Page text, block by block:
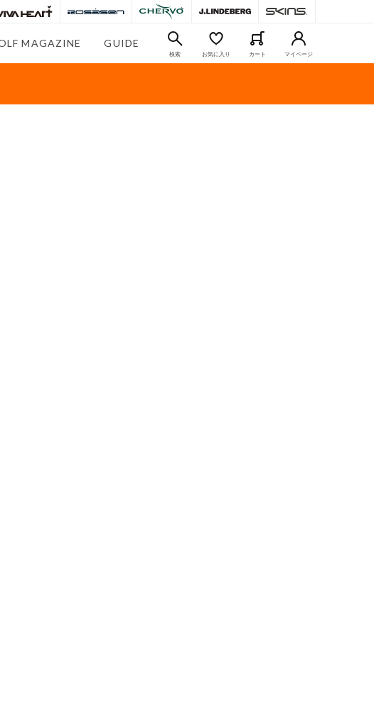
MAGAZINE GUIDE
検索 お気に入り カート マイページ